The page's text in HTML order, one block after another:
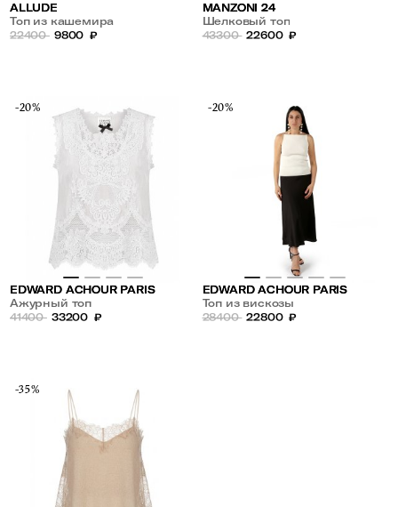
ALLUDE
Топ из кашемира
22400 9800 ₽
MANZONI 24
Шелковый топ
43300 22600 ₽
-20%
EDWARD ACHOUR PARIS
Ажурный топ
41400 33200 ₽
-20%
EDWARD ACHOUR PARIS
Топ из вискозы
28400 22800 ₽
-35%